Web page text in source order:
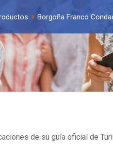
Borgoña Franco
de su guía oficial de